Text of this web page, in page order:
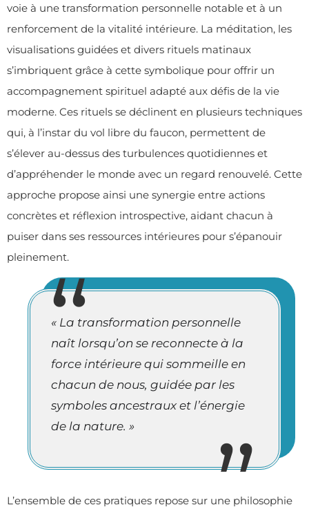
voie à une transformation personnelle notable et à un
renforcement de la vitalité intérieure. La méditation, les
visualisations guidées et divers rituels matinaux
s’imbriquent grâce à cette symbolique pour offrir un
accompagnement spirituel adapté aux défis de la vie
moderne. Ces rituels se déclinent en plusieurs techniques
qui, à l’instar du vol libre du faucon, permettent de
s’élever au-dessus des turbulences quotidiennes et
d’appréhender le monde avec un regard renouvelé. Cette
approche propose ainsi une synergie entre actions
concrètes et réflexion introspective, aidant chacun à
puiser dans ses ressources intérieures pour s’épanouir
pleinement.
« La transformation personnelle
naît lorsqu’on se reconnecte à la
force intérieure qui sommeille en
chacun de nous, guidée par les
symboles ancestraux et l’énergie
de la nature. »
L’ensemble de ces pratiques repose sur une philosophie